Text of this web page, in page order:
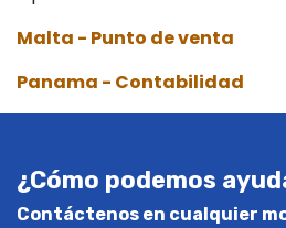
Malta - Punto de venta
Panama - Contabilidad
¿Cómo podemos
Contáctenos en cualquier